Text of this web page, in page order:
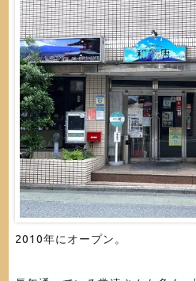
2010年にオープン。